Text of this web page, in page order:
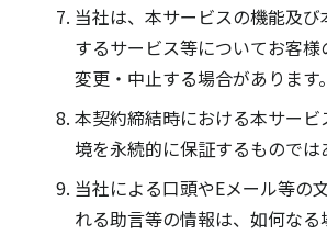
当社は、本サービスの機能及
するサービス等についてお客様
変更・中止する場合があります。
本契約締結時における本サー
境を永続的に保証するものでは
当社による口頭やEメール等の
れる助言等の情報は、如何な